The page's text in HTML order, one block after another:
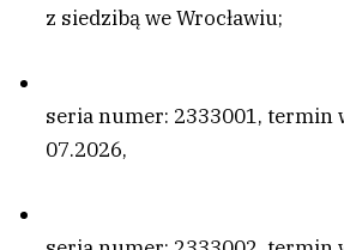
z siedzibą we Wrocławiu;
seria numer: 2333001, termin
07.2026,